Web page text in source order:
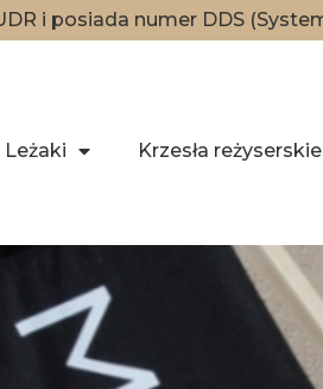
i posiada numer DDS
Leżaki Krzesła reżyserskie